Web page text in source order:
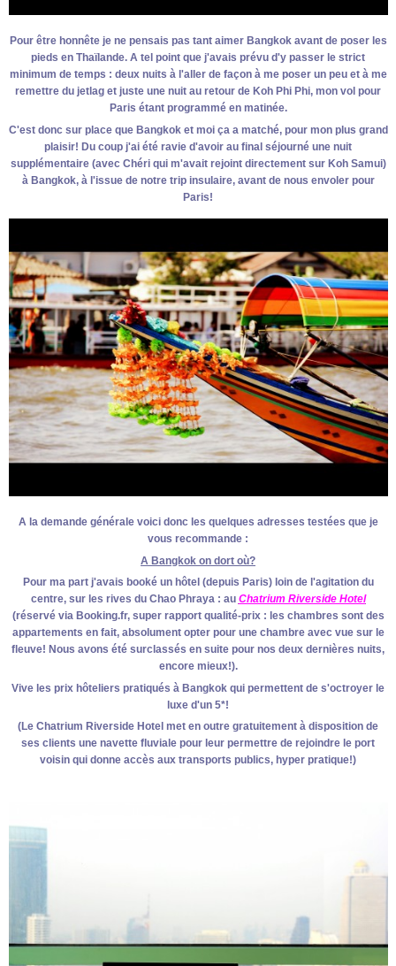
Pour être honnête je ne pensais pas tant aimer Bangkok avant de poser les
pieds en Thaïlande. A tel point que j'avais prévu d'y passer le strict
minimum de temps : deux nuits à l'aller de façon à me poser un peu et à me
remettre du jetlag et juste une nuit au retour de Koh Phi Phi, mon vol pour
Paris étant programmé en matinée.
C'est donc sur place que Bangkok et moi ça a matché, pour mon plus grand
plaisir! Du coup j'ai été ravie d'avoir au final séjourné une nuit
supplémentaire (avec Chéri qui m'avait rejoint directement sur Koh Samui)
à Bangkok, à l'issue de notre trip insulaire, avant de nous envoler pour
Paris!
A la demande générale voici donc les quelques adresses testées que je
vous recommande :
A Bangkok on dort où?
Pour ma part j'avais booké un hôtel (depuis Paris) loin de l'agitation du
centre, sur les rives du Chao Phraya : au Chatrium Riverside Hotel
(réservé via Booking.fr, super rapport qualité-prix : les chambres sont des
appartements en fait, absolument opter pour une chambre avec vue sur le
fleuve! Nous avons été surclassés en suite pour nos deux dernières nuits,
encore mieux!).
Vive les prix hôteliers pratiqués à Bangkok qui permettent de s'octroyer le
luxe d'un 5*!
(Le Chatrium Riverside Hotel met en outre gratuitement à disposition de
ses clients une navette fluviale pour leur permettre de rejoindre le port
voisin qui donne accès aux transports publics, hyper pratique!)